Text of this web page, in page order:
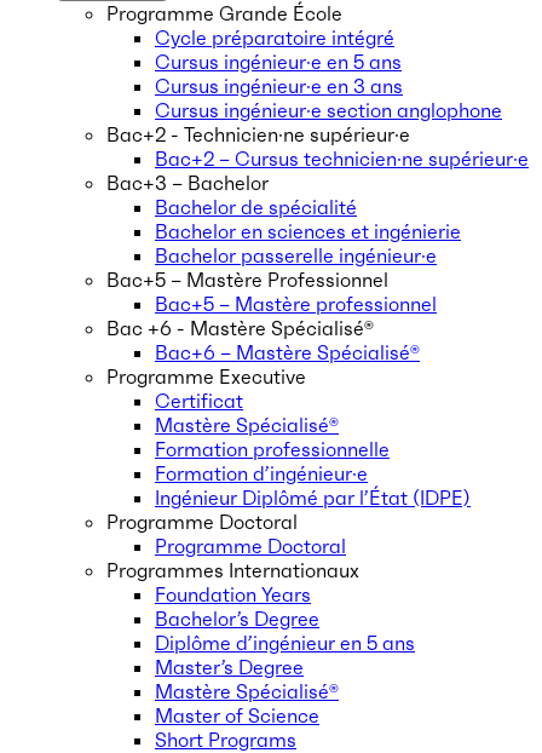
Programme Grande École
Cycle préparatoire intégré
Cursus ingénieur·e en 5 ans
Cursus ingénieur·e en 3 ans
Cursus ingénieur·e section anglophone
Bac+2 - Technicien·ne supérieur·e
Bac+2 – Cursus technicien·ne supérieur·e
Bac+3 – Bachelor
Bachelor de spécialité
Bachelor en sciences et ingénierie
Bachelor passerelle ingénieur·e
Bac+5 – Mastère Professionnel
Bac+5 – Mastère professionnel
Bac +6 - Mastère Spécialisé®
Bac+6 – Mastère Spécialisé®
Programme Executive
Certificat
Mastère Spécialisé®
Formation professionnelle
Formation d’ingénieur·e
Ingénieur Diplômé par l’État (IDPE)
Programme Doctoral
Programme Doctoral
Programmes Internationaux
Foundation Years
Bachelor’s Degree
Diplôme d’ingénieur en 5 ans
Master’s Degree
Mastère Spécialisé®
Master of Science
Short Programs